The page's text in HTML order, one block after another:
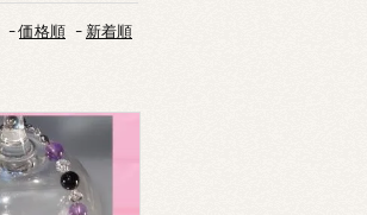
-価格順 - 新着順